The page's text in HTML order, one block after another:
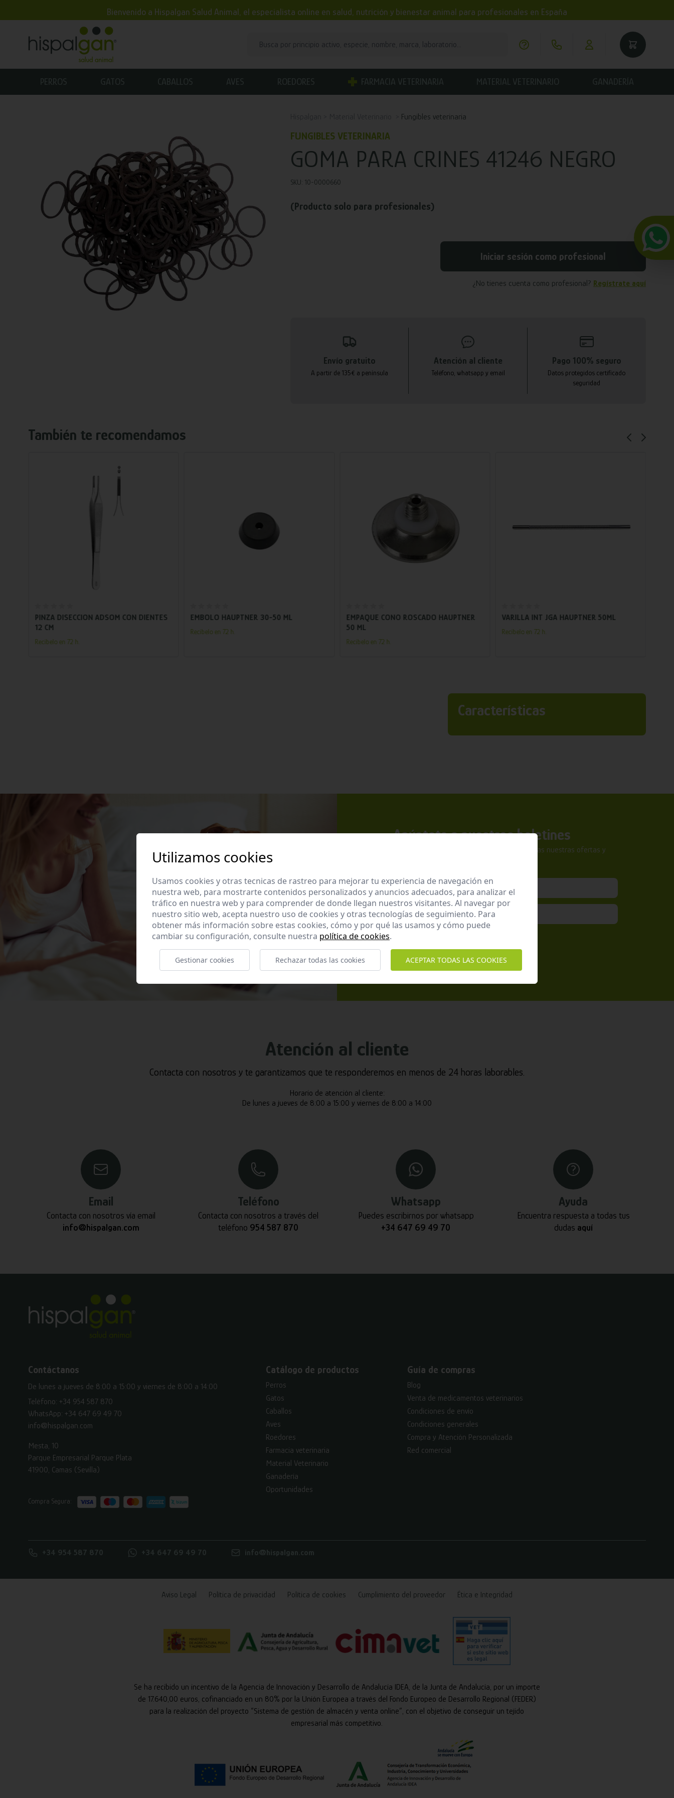
Bienvenido a Hispalgan Salud Animal, el especialista online en salud, nutrición y bienestar animal para profesionales en España
PERROS GATOS CABALLOS AVES ROEDORES FARMACIA VETERINARIA MATERIAL VETERINARIO GANADERÍA
Fungibles veterinaria
FUNGIBLES VETERINARIA
GOMA PARA CRINES 41246 NEGRO
SKU: 10-0000660
(Producto solo para profesionales)
Iniciar sesión como profesional
¿No tienes cuenta como profesional? Regístrate aquí
Envío gratuito
A partir de 135€ a península
Atención al cliente
Teléfono, whatsapp y email
Pago 100% seguro
Datos protegidos certificado
seguridad
También te recomendamos
PINZA DISECCION ADSOM CON DIENTES
12 CM
Recíbelo en 72 h.
EMBOLO HAUPTNER 30-50 ML
Recíbelo en 72 h.
EMPAQUE CONO ROSCADO HAUPTNER
50 ML
Recíbelo en 72 h.
VARILLA INT JGA HAUPTNER 50ML
Recíbelo en 72 h.
Características
Apúntate a nuestros boletines
Suscríbete a nuestra newsletter y no te pierdas nuestras ofertas y
Enviar
Atención al cliente
Contacta con nosotros y te garantizamos que te responderemos en menos de 24 horas laborables.
Horario de atención al cliente:
De lunes a jueves de 8:00 a 15:00 y viernes de 8:00 a 14:00
Email
Contacta con nosotros vía email
info@hispalgan.com
Teléfono
Contacta con nosotros a través del
teléfono 954 587 870
Whatsapp
Puedes escribirnos por whatsapp
+34 647 69 49 70
Ayuda
Encuentra respuesta a todas tus
dudas aquí
Contáctanos
De lunes a jueves de 8:00 a 15:00 y viernes de 8:00 a 14:00
Teléfono: +34 954 587 870
WhatsApp: +34 647 69 49 70
info@hispalgan.com
Mesta, 10
Parque Empresarial Parque Plata
41900, Camas (Sevilla)
Compra Segura:
Catálogo de productos
Perros
Gatos
Caballos
Aves
Roedores
Farmacia veterinaria
Material Veterinario
Ganadería
Oportunidades
Guía de compras
Blog
Venta de medicamentos veterinarios
Condiciones de envío
Condiciones generales
Compra y Atención Personalizada
Red comercial
+34 954 587 870 +34 647 69 49 70 info@hispalgan.com
Aviso Legal Política de privacidad Política de cookies Cumplimiento del proveedor Ética e Integridad
Se ha recibido un incentivo de la Agencia de Innovación y Desarrollo de Andalucía IDEA, de la Junta de Andalucía, por un importe
de 17.640,00 euros, cofinanciado en un 80% por la Unión Europea a través del Fondo Europeo de Desarrollo Regional (FEDER)
para la realización del proyecto “Sistema de gestión de almacén y venta online”, con el objetivo de conseguir un tejido
empresarial más competitivo.
Utilizamos cookies
Usamos cookies y otras tecnicas de rastreo para mejorar tu experiencia de navegación en
nuestra web, para mostrarte contenidos personalizados y anuncios adecuados, para analizar el
tráfico en nuestra web y para comprender de donde llegan nuestros visitantes. Al navegar por
nuestro sitio web, acepta nuestro uso de cookies y otras tecnologías de seguimiento. Para
obtener más información sobre estas cookies, cómo y por qué las usamos y cómo puede
cambiar su configuración, consulte nuestra política de cookies.
Gestionar cookies Rechazar todas las cookies ACEPTAR TODAS LAS COOKIES